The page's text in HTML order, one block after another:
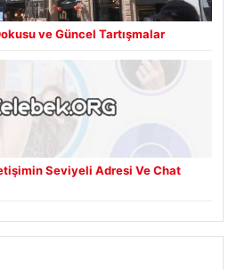
ve Güncel Tartışmalar
Seviyeli Adresi Ve Chat